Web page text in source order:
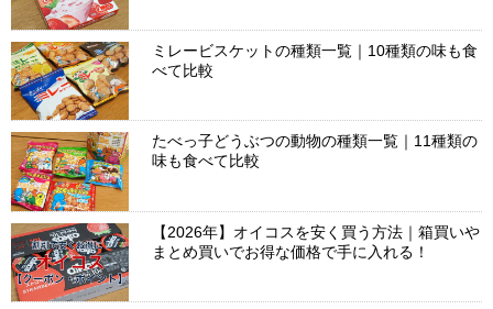
ミレービスケットの種類一覧｜10種類の味も食
べて比較
たべっ子どうぶつの動物の種類一覧｜11種類の
味も食べて比較
【2026年】オイコスを安く買う方法｜箱買いや
まとめ買いでお得な価格で手に入れる！